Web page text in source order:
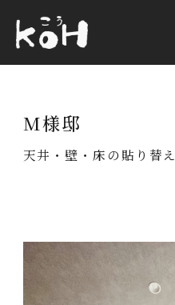
M様邸
天井・壁・床の貼り替え